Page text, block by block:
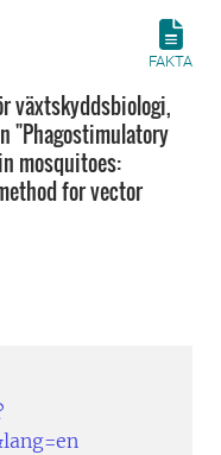
FAKTA
växtskyddsbiologi,
"Phagostimulatory
mosquitoes:
for vector